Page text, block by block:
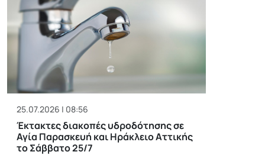
25.07.2026 | 08:56
Έκτακτες διακοπές υδροδότησης σε
Αγία Παρασκευή και Ηράκλειο Αττικής
το Σάββατο 25/7